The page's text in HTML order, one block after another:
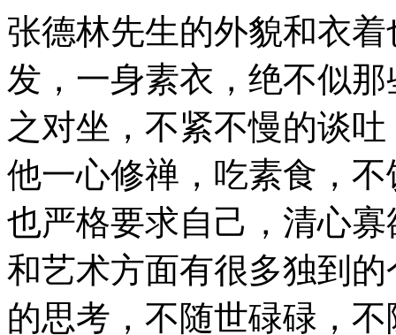
张德林先生的外貌和衣
发，一身素衣，绝不似
之对坐，不紧不慢的谈
他一心修禅，吃素食，
也严格要求自己，清心
和艺术方面有很多独到
的思考，不随世碌碌，